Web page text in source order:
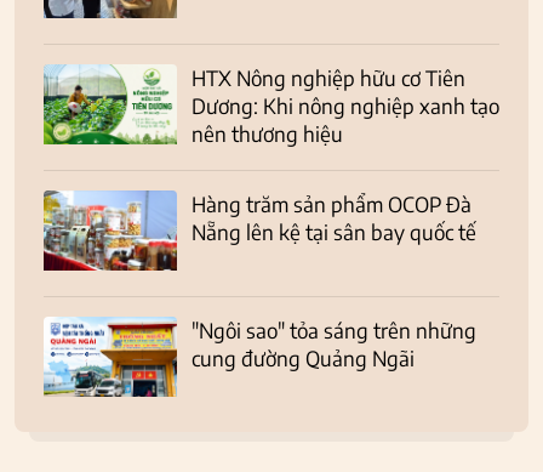
HTX Nông nghiệp hữu cơ Tiên
Dương: Khi nông nghiệp xanh tạo
nên thương hiệu
Hàng trăm sản phẩm OCOP Đà
Nẵng lên kệ tại sân bay quốc tế
"Ngôi sao" tỏa sáng trên những
cung đường Quảng Ngãi